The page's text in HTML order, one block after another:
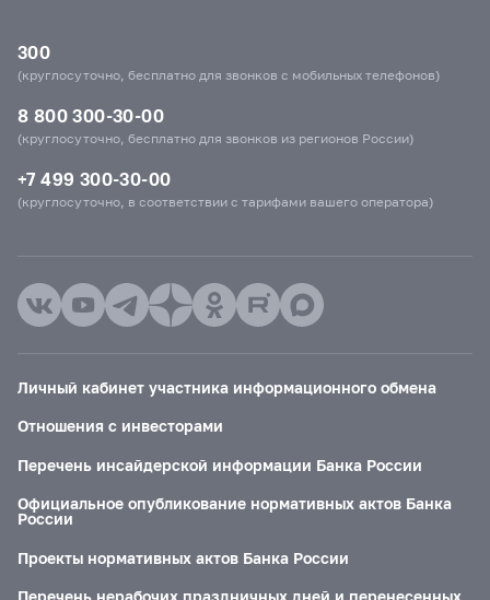
300
(круглосуточно, бесплатно для звонков с мобильных телефонов)
8 800 300-30-00
(круглосуточно, бесплатно для звонков из регионов России)
+7 499 300-30-00
(круглосуточно, в соответствии с тарифами вашего оператора)
Личный кабинет участника информационного обмена
Отношения с инвесторами
Перечень инсайдерской информации Банка России
Официальное опубликование нормативных актов Банка
России
Проекты нормативных актов Банка России
Перечень нерабочих праздничных дней и перенесенных